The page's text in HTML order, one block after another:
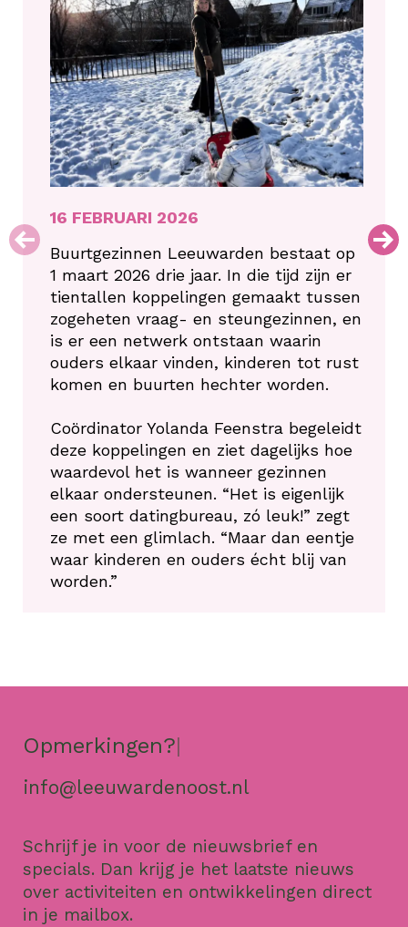
16 FEBRUARI 2026
Buurtgezinnen Leeuwarden bestaat op
1 maart 2026 drie jaar. In die tijd zijn er
tientallen koppelingen gemaakt tussen
zogeheten vraag- en steungezinnen, en
is er een netwerk ontstaan waarin
ouders elkaar vinden, kinderen tot rust
komen en buurten hechter worden.
Coördinator Yolanda Feenstra begeleidt
deze koppelingen en ziet dagelijks hoe
waardevol het is wanneer gezinnen
elkaar ondersteunen. “Het is eigenlijk
een soort datingbureau, zó leuk!” zegt
ze met een glimlach. “Maar dan eentje
waar kinderen en ouders écht blij van
worden.”
Opmerkingen?|
info@leeuwardenoost.nl
Schrijf je in voor de nieuwsbrief en
specials. Dan krijg je het laatste nieuws
over activiteiten en ontwikkelingen direct
in je mailbox.